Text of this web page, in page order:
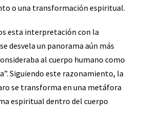
o una transformación espiritual.
esta interpretación con la
desvela un panorama aún más
al cuerpo humano como
Siguiendo este razonamiento, la
se transforma en una metáfora
espiritual dentro del cuerpo